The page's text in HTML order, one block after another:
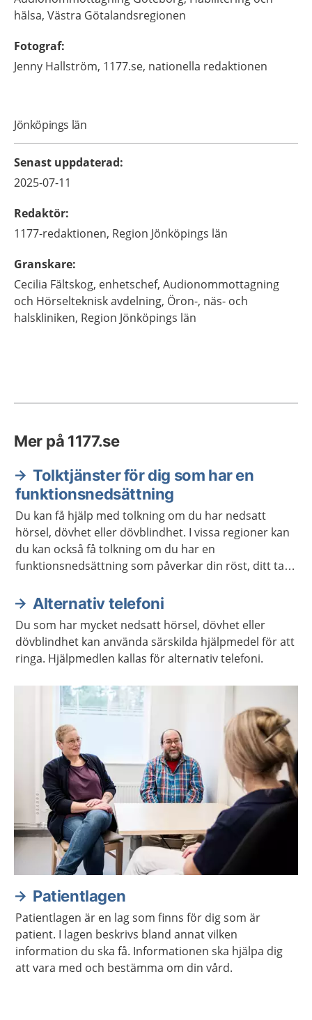
hälsa, Västra Götalandsregionen
Fotograf:
Jenny Hallström, 1177.se, nationella redaktionen
Jönköpings län
Senast uppdaterad:
2025-07-11
Redaktör:
1177-redaktionen, Region Jönköpings län
Granskare:
Cecilia Fältskog, enhetschef, Audionommottagning
och Hörselteknisk avdelning, Öron-, näs- och
halskliniken, Region Jönköpings län
Mer på 1177.se
Tolktjänster för dig som har en
funktionsnedsättning
Du kan få hjälp med tolkning om du har nedsatt
hörsel, dövhet eller dövblindhet. I vissa regioner kan
du kan också få tolkning om du har en
funktionsnedsättning som påverkar din röst, ditt tal
Alternativ telefoni
Du som har mycket nedsatt hörsel, dövhet eller
dövblindhet kan använda särskilda hjälpmedel för att
ringa. Hjälpmedlen kallas för alternativ telefoni.
Patientlagen
Patientlagen är en lag som finns för dig som är
patient. I lagen beskrivs bland annat vilken
information du ska få. Informationen ska hjälpa dig
att vara med och bestämma om din vård.